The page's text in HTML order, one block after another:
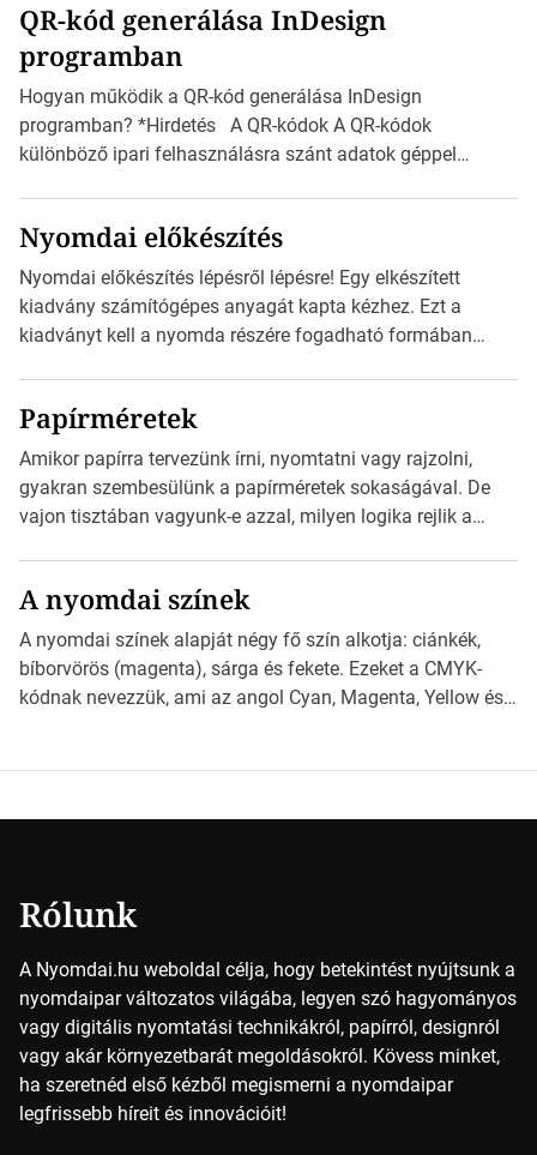
mutatja az A4-es papírlaphoz viszonyítva. Az amerikai és
észak-amerikai boríték méretére az ISO 216 nem
vonatkozik. Boríték méretének táblázata C0-tól […]
QR-kód generálása InDesign
programban
Hogyan működik a QR-kód generálása InDesign
programban? *Hirdetés A QR-kódok A QR-kódok
különböző ipari felhasználásra szánt adatok géppel
okostelefonjára telepíthet egy QR-kód-leolvasó
alkalmazást, ami leolvasni és dekódolni képes az URL-
információt és átirányítja a telefon böngészőjét a cég
weblapjára. A QR-kód beolvasása után a felhasználó
Nyomdai előkészítés
Nyomdai előkészítés lépésről lépésre! Egy elkészített
kiadvány számítógépes anyagát kapta kézhez. Ezt a
kiadványt kell a nyomda részére fogadható formában
Illustratorban készült vektorgrafika. *Hirdetés Minden
esetben konzultáljunk a nyomdával, mielőtt elkezdjük a
nyomdai előkészítést!Nehogy az elkészült munka után
derüljön ki, hogy valamit másképp kellett volna csinálni! […]
Papírméretek
Amikor papírra tervezünk írni, nyomtatni vagy rajzolni,
gyakran szembesülünk a papírméretek sokaságával. De
vajon tisztában vagyunk-e azzal, milyen logika rejlik a
*Hirdetés Ebben a cikkben a papírméretek izgalmas
világába kalauzolunk el téged, hogy jobban megértsd,
milyen szempontok alapján érdemes választanod a
jövőben. Bevezetés a papírméretek világába A […]
A nyomdai színek
A nyomdai színek alapját négy fő szín alkotja: ciánkék,
bíborvörös (magenta), sárga és fekete. Ezeket a CMYK-
kódnak nevezzük, ami az angol Cyan, Magenta, Yellow és
Rólunk
A Nyomdai.hu weboldal célja, hogy betekintést nyújtsunk a
nyomdaipar változatos világába, legyen szó hagyományos
vagy digitális nyomtatási technikákról, papírról, designról
vagy akár környezetbarát megoldásokról. Kövess minket,
ha szeretnéd első kézből megismerni a nyomdaipar
legfrissebb híreit és innovációit!